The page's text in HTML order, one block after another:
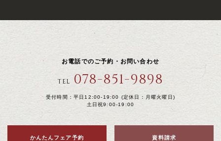
お電話でのご予約・お問い合わせ
TEL 078-851-9898
受付時間：平日12:00-19:00 (定休日：月曜火曜日)
土日祝9:00-19:00
かんたんフェア予約 資料請求